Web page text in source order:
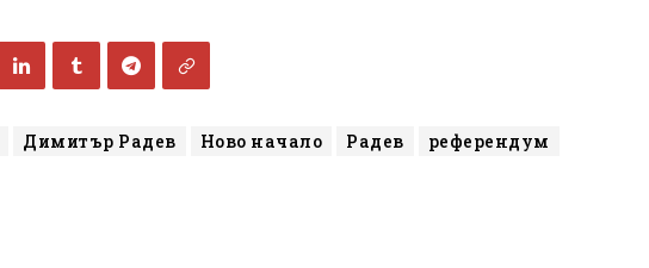
Димитър Радев Ново начало Радев
референдум